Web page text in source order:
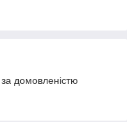
домовленістю